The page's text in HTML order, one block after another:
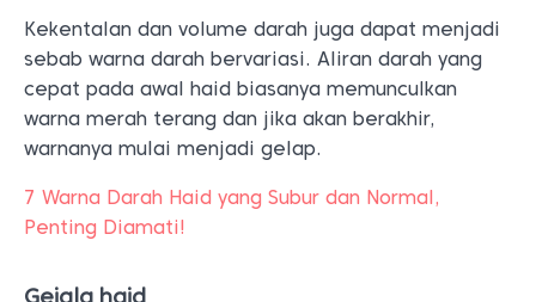
Kekentalan dan volume darah juga dapat menjadi
sebab warna darah bervariasi. Aliran darah yang
cepat pada awal haid biasanya memunculkan
warna merah terang dan jika akan berakhir,
warnanya mulai menjadi gelap.
7 Warna Darah Haid yang Subur dan Normal,
Penting Diamati!
Gejala haid